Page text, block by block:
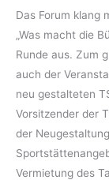
Das Forum klang
„Was macht die
Runde aus. Zum
auch der
neu gestalteten
Vorsitzender der
der
Vermietung des